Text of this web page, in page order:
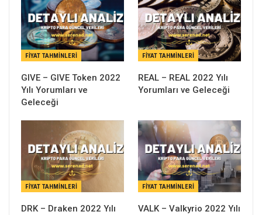
FIYAT TAHMINLERI
GIVE – GIVE Token 2022
Yılı Yorumları ve
Geleceği
FIYAT TAHMINLERI
REAL – REAL 2022 Yılı
Yorumları ve Geleceği
FIYAT TAHMINLERI
DRK – Draken 2022 Yılı
FIYAT TAHMINLERI
VALK – Valkyrio 2022 Yılı